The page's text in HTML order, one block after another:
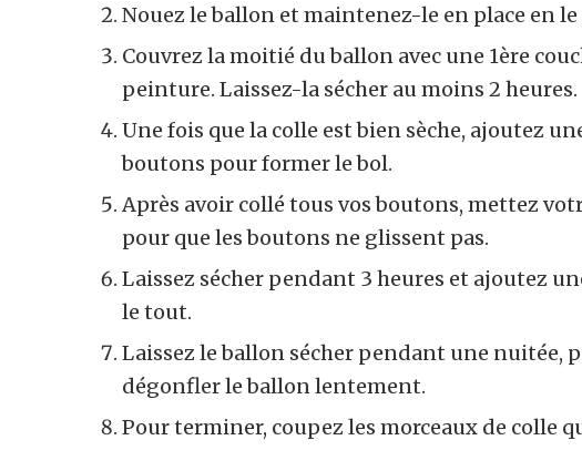
Nouez le ballon et maintenez-le en place en
Couvrez la moitié du ballon avec une 1ère
peinture. Laissez-la sécher au moins 2 heures.
Une fois que la colle est bien sèche, ajoutez
boutons pour former le bol.
Après avoir collé tous vos boutons, mettez
pour que les boutons ne glissent pas.
Laissez sécher pendant 3 heures et ajoutez
le tout.
Laissez le ballon sécher pendant une nuitée,
dégonfler le ballon lentement.
Pour terminer, coupez les morceaux de colle